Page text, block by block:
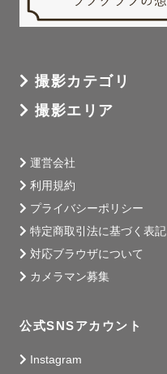
撮影カテゴリ
撮影エリア
運営会社
利用規約
プライバシーポリシー
特定商取引法に基づく表記
対応ブラウザについて
カメラマン募集
公式SNSアカウント
Instagram